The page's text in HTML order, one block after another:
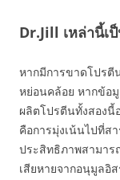
Dr.Jill เหล่านี้เ
หากมีการขาดโปรตี
หย่อนคล้อย หากข้อมู
ผลิตโปรตีนทั้งสองนี้
คือการมุ่งเน้นไปที่ส
ประสิทธิภาพสามาร
เสียหายจากอนุมูลอิ